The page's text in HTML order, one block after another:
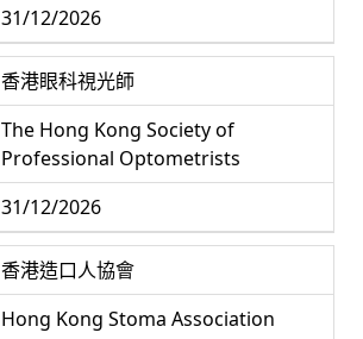
31/12/2026
香港眼科視光師
The Hong Kong Society of
Professional Optometrists
31/12/2026
香港造口人協會
Hong Kong Stoma Association